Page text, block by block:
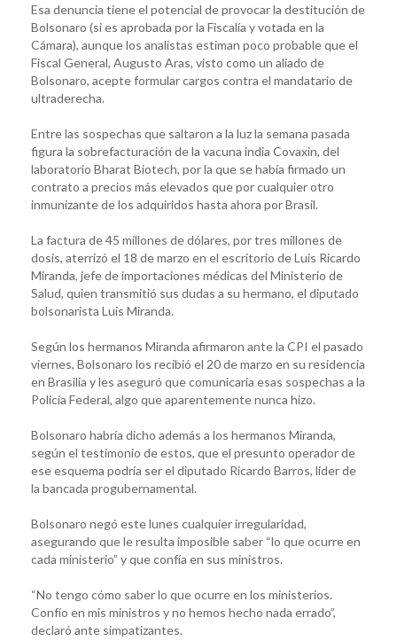
Esa denuncia tiene el potencial de provocar la destitución de
Bolsonaro (si es aprobada por la Fiscalía y votada en la
Cámara), aunque los analistas estiman poco probable que el
Fiscal General, Augusto Aras, visto como un aliado de
Bolsonaro, acepte formular cargos contra el mandatario de
ultraderecha.
Entre las sospechas que saltaron a la luz la semana pasada
figura la sobrefacturación de la vacuna india Covaxin, del
laboratorio Bharat Biotech, por la que se había firmado un
contrato a precios más elevados que por cualquier otro
inmunizante de los adquiridos hasta ahora por Brasil.
La factura de 45 millones de dólares, por tres millones de
dosis, aterrizó el 18 de marzo en el escritorio de Luis Ricardo
Miranda, jefe de importaciones médicas del Ministerio de
Salud, quien transmitió sus dudas a su hermano, el diputado
bolsonarista Luis Miranda.
Según los hermanos Miranda afirmaron ante la CPI el pasado
viernes, Bolsonaro los recibió el 20 de marzo en su residencia
en Brasilia y les aseguró que comunicaría esas sospechas a la
Policía Federal, algo que aparentemente nunca hizo.
Bolsonaro habría dicho además a los hermanos Miranda,
según el testimonio de estos, que el presunto operador de
ese esquema podría ser el diputado Ricardo Barros, líder de
la bancada progubernamental.
Bolsonaro negó este lunes cualquier irregularidad,
asegurando que le resulta imposible saber “lo que ocurre en
cada ministerio” y que confía en sus ministros.
“No tengo cómo saber lo que ocurre en los ministerios.
Confío en mis ministros y no hemos hecho nada errado”,
declaró ante simpatizantes.